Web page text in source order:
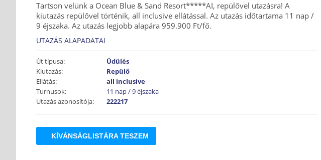
Tartson velünk a Ocean Blue & Sand Resort*****AI, repülővel utazásra! A
kiutazás repülővel történik, all inclusive ellátással. Az utazás időtartama 11 nap /
9 éjszaka. Az utazás legjobb alapára 959.900 Ft/fő.
UTAZÁS ALAPADATAI
Út típusa:
Üdülés
Kiutazás:
Repülő
Ellátás:
all inclusive
Turnusok:
11 nap / 9 éjszaka
Utazás azonosítója:
222217
KÍVÁNSÁGLISTÁRA TESZEM